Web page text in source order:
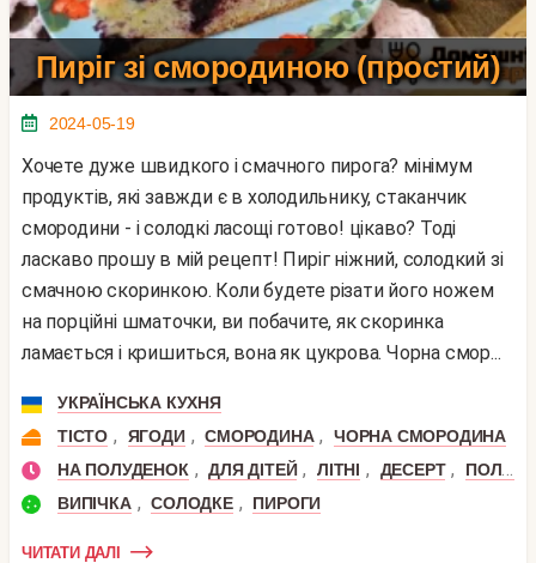
Пиріг зі смородиною (простий)
2024-05-19
Хочете дуже швидкого і смачного пирога? мінімум
продуктів, які завжди є в холодильнику, стаканчик
смородини - і солодкі ласощі готово! цікаво? Тоді
ласкаво прошу в мій рецепт! Пиріг ніжний, солодкий зі
смачною скоринкою. Коли будете різати його ножем
на порційні шматочки, ви побачите, як скоринка
ламається і кришиться, вона як цукрова. Чорна смор...
УКРАЇНСЬКА КУХНЯ
ТІСТО , ЯГОДИ , СМОРОДИНА ,
ЧОРНА СМОРОДИНА
НА ПОЛУДЕНОК , ДЛЯ ДІТЕЙ , ЛІТНІ , ДЕСЕРТ ,
ПОЛУДЕНЬ
ВИПІЧКА , СОЛОДКЕ , ПИРОГИ
ЧИТАТИ ДАЛІ